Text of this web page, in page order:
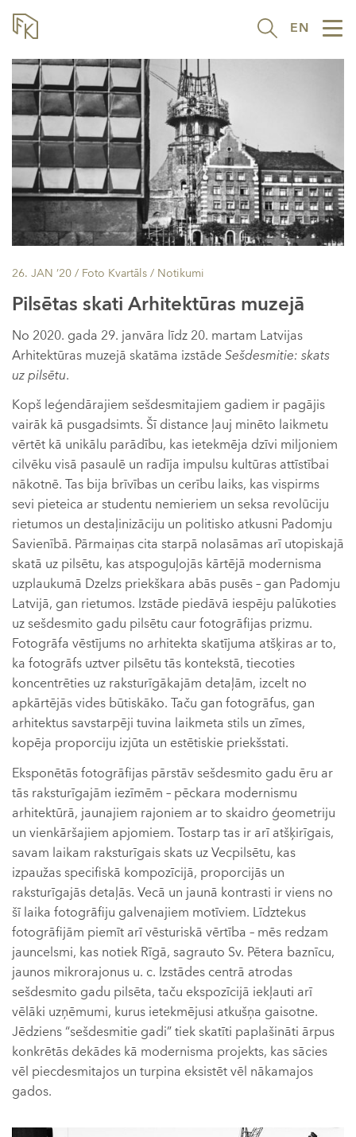
EN
26. JAN ’20 / Foto Kvartāls / Notikumi
Pilsētas skati Arhitektūras muzejā
No 2020. gada 29. janvāra līdz 20. martam Latvijas
Arhitektūras muzejā skatāma izstādeSešdesmitie: skats
uz pilsētu.
Kopš leģendārajiem sešdesmitajiem gadiem ir pagājis
vairāk kā pusgadsimts. Šī distance ļauj minēto laikmetu
vērtēt kā unikālu parādību, kas ietekmēja dzīvi miljoniem
cilvēku visā pasaulē un radīja impulsu kultūras attīstībai
nākotnē. Tas bija brīvības un cerību laiks, kas vispirms
sevi pieteica ar studentu nemieriem un seksa revolūciju
rietumos un destaļinizāciju un politisko atkusni Padomju
Savienībā. Pārmaiņas cita starpā nolasāmas arī utopiskajā
skatā uz pilsētu, kas atspoguļojās kārtējā modernisma
uzplaukumā Dzelzs priekškara abās pusēs – gan Padomju
Latvijā, gan rietumos. Izstāde piedāvā iespēju palūkoties
uz sešdesmito gadu pilsētu caur fotogrāfijas prizmu.
Fotogrāfa vēstījums no arhitekta skatījuma atšķiras ar to,
ka fotogrāfs uztver pilsētu tās kontekstā, tiecoties
koncentrēties uz raksturīgākajām detaļām, izcelt no
apkārtējās vides būtiskāko. Taču gan fotogrāfus, gan
arhitektus savstarpēji tuvina laikmeta stils un zīmes,
kopēja proporciju izjūta un estētiskie priekšstati.
Eksponētās fotogrāfijas pārstāv sešdesmito gadu ēru ar
tās raksturīgajām iezīmēm – pēckara modernismu
arhitektūrā, jaunajiem rajoniem ar to skaidro ģeometriju
un vienkāršajiem apjomiem. Tostarp tas ir arī atšķirīgais,
savam laikam raksturīgais skats uz Vecpilsētu, kas
izpaužas specifiskā kompozīcijā, proporcijās un
raksturīgajās detaļās. Vecā un jaunā kontrasti ir viens no
šī laika fotogrāfiju galvenajiem motīviem. Līdztekus
fotogrāfijām piemīt arī vēsturiskā vērtība – mēs redzam
jauncelsmi, kas notiek Rīgā, sagrauto Sv. Pētera baznīcu,
jaunos mikrorajonus u. c. Izstādes centrā atrodas
sešdesmito gadu pilsēta, taču ekspozīcijā iekļauti arī
vēlāki uzņēmumi, kurus ietekmējusi atkušņa gaisotne.
Jēdziens “sešdesmitie gadi” tiek skatīti paplašināti ārpus
konkrētās dekādes kā modernisma projekts, kas sācies
vēl piecdesmitajos un turpina eksistēt vēl nākamajos
gados.